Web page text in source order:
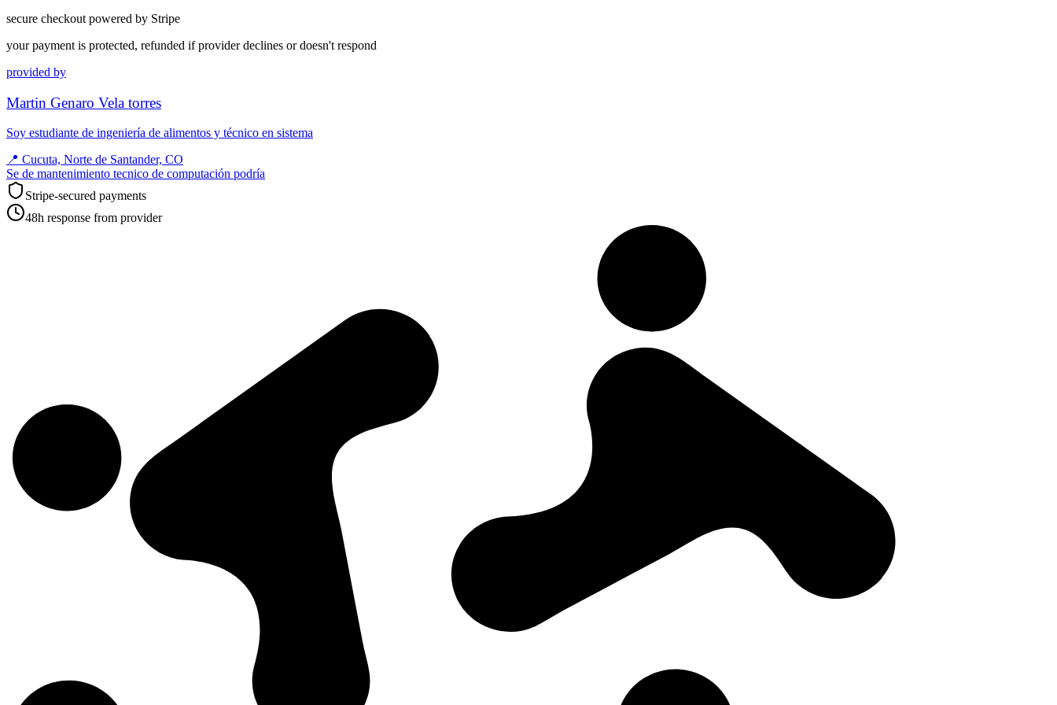
secure checkout powered by Stripe
your payment is protected, refunded if provider declines or doesn't respond
provided by
Martin Genaro Vela torres
Soy estudiante de ingeniería de alimentos y técnico en sistema
📍 Cucuta, Norte de Santander, CO
Se de mantenimiento tecnico de computación podría
Stripe-secured payments
48h response from provider